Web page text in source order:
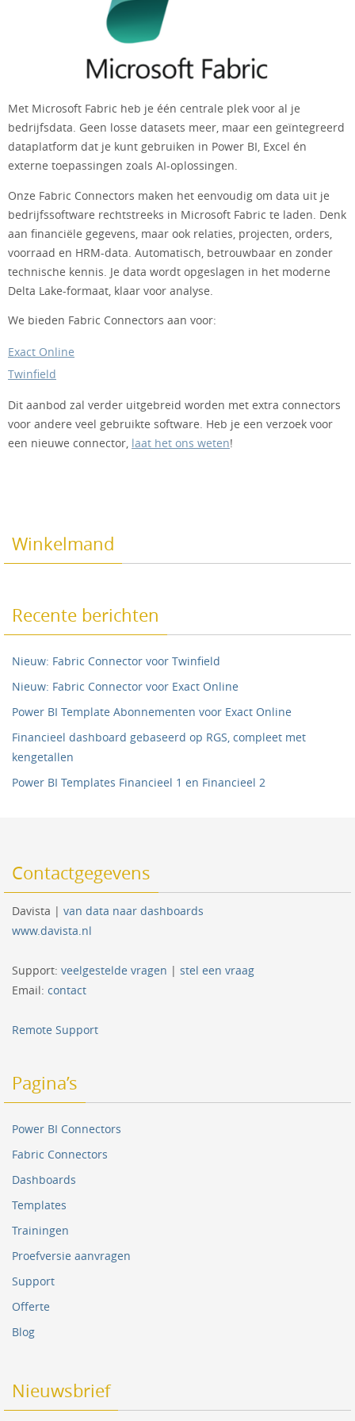
Met Microsoft Fabric heb je één centrale plek voor al je
bedrijfsdata. Geen losse datasets meer, maar een geïntegreerd
dataplatform dat je kunt gebruiken in Power BI, Excel én
externe toepassingen zoals AI-oplossingen.
Onze Fabric Connectors maken het eenvoudig om data uit je
bedrijfssoftware rechtstreeks in Microsoft Fabric te laden. Denk
aan financiële gegevens, maar ook relaties, projecten, orders,
voorraad en HRM-data. Automatisch, betrouwbaar en zonder
technische kennis. Je data wordt opgeslagen in het moderne
Delta Lake-formaat, klaar voor analyse.
We bieden Fabric Connectors aan voor:
Exact Online
Twinfield
Dit aanbod zal verder uitgebreid worden met extra connectors
voor andere veel gebruikte software. Heb je een verzoek voor
een nieuwe connector, laat het ons weten!
Winkelmand
Recente berichten
Nieuw: Fabric Connector voor Twinfield
Nieuw: Fabric Connector voor Exact Online
Power BI Template Abonnementen voor Exact Online
Financieel dashboard gebaseerd op RGS, compleet met
kengetallen
Power BI Templates Financieel 1 en Financieel 2
Contactgegevens
Davista | van data naar dashboards
www.davista.nl
Support: veelgestelde vragen | stel een vraag
Email: contact
Remote Support
Pagina’s
Power BI Connectors
Fabric Connectors
Dashboards
Templates
Trainingen
Proefversie aanvragen
Support
Offerte
Blog
Nieuwsbrief